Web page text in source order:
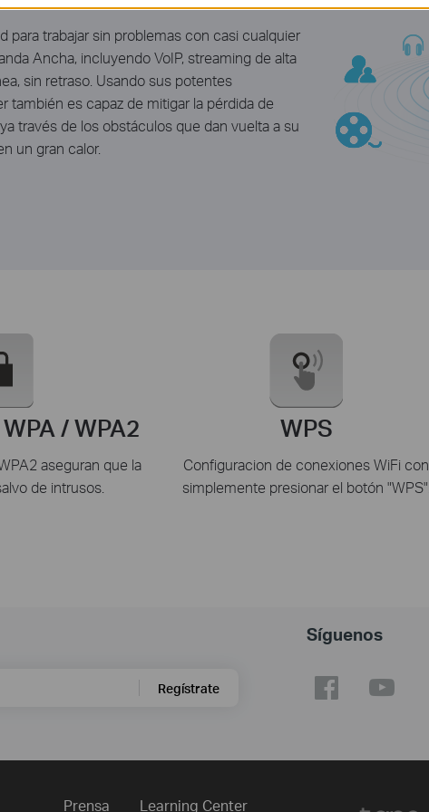
para trabajar sin problemas con casi cualquier
Ancha, incluyendo VoIP, streaming de alta
sin retraso. Usando sus potentes
también es capaz de mitigar la pérdida de
través de los obstáculos que dan vuelta a su
un gran calor.
/ WPA2
aseguran que la
de intrusos.
WPS
Configuracion de conexiones WiFi con
simplemente presionar el botón "WPS".
Regístrate
Síguenos
Prensa Learning Center